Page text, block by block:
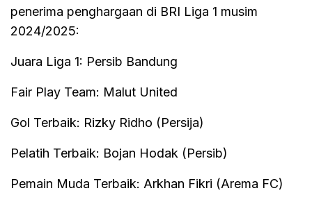
penerima penghargaan di BRI Liga 1 musim
2024/2025:
Juara Liga 1: Persib Bandung
Fair Play Team: Malut United
Gol Terbaik: Rizky Ridho (Persija)
Pelatih Terbaik: Bojan Hodak (Persib)
Pemain Muda Terbaik: Arkhan Fikri (Arema FC)